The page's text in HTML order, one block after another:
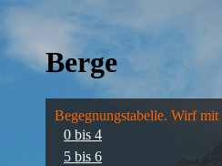
Berge
Begegnungstabelle. Wirf
0 bis 4
5 bis 6